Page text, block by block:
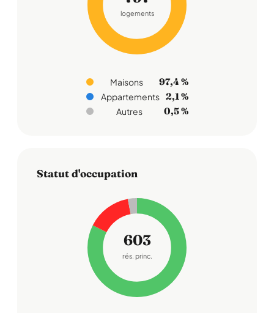
logements
Maisons 97,4 %
Appartements 2,1 %
Autres 0,5 %
Statut d'occupation
603
rés. princ.